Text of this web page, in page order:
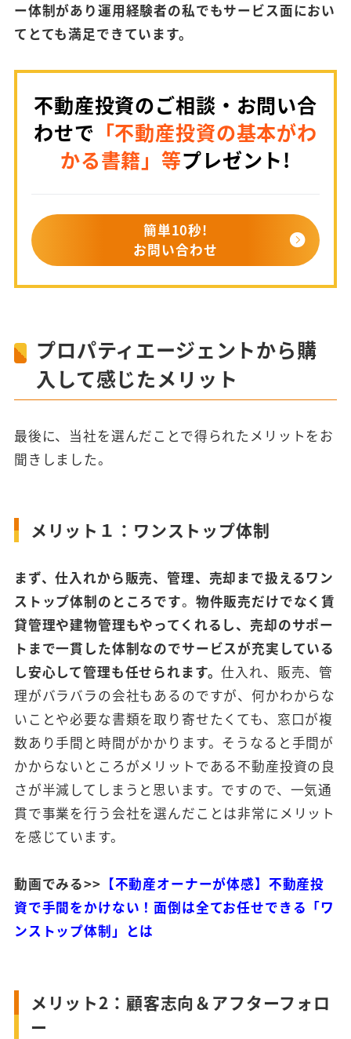
ー体制があり運用経験者の私でもサービス面におい
てとても満足できています。
不動産投資のご相談・お問い合
わせで 「不動産投資の基本がわ
かる書籍」等プレゼント!
簡単10秒!
お問い合わせ
プロパティエージェントから購
入して感じたメリット
最後に、当社を選んだことで得られたメリットをお
聞きしました。
メリット１：ワンストップ体制
まず、仕入れから販売、管理、売却まで扱えるワン
ストップ体制のところです。 物件販売だけでなく賃
貸管理や建物管理もやってくれるし、売却のサポー
トまで一貫した体制なのでサービスが充実している
し安心して管理も任せられます。仕入れ、販売、管
理がバラバラの会社もあるのですが、何かわからな
いことや必要な書類を取り寄せたくても、窓口が複
数あり手間と時間がかかります。そうなると手間が
かからないところがメリットである不動産投資の良
さが半減してしまうと思います。ですので、一気通
貫で事業を行う会社を選んだことは非常にメリット
を感じています。
動画でみる>> 【不動産オーナーが体感】不動産投
資で手間をかけない！面倒は全てお任せできる「ワ
ンストップ体制」とは
メリット2：顧客志向＆アフターフォロ
ー